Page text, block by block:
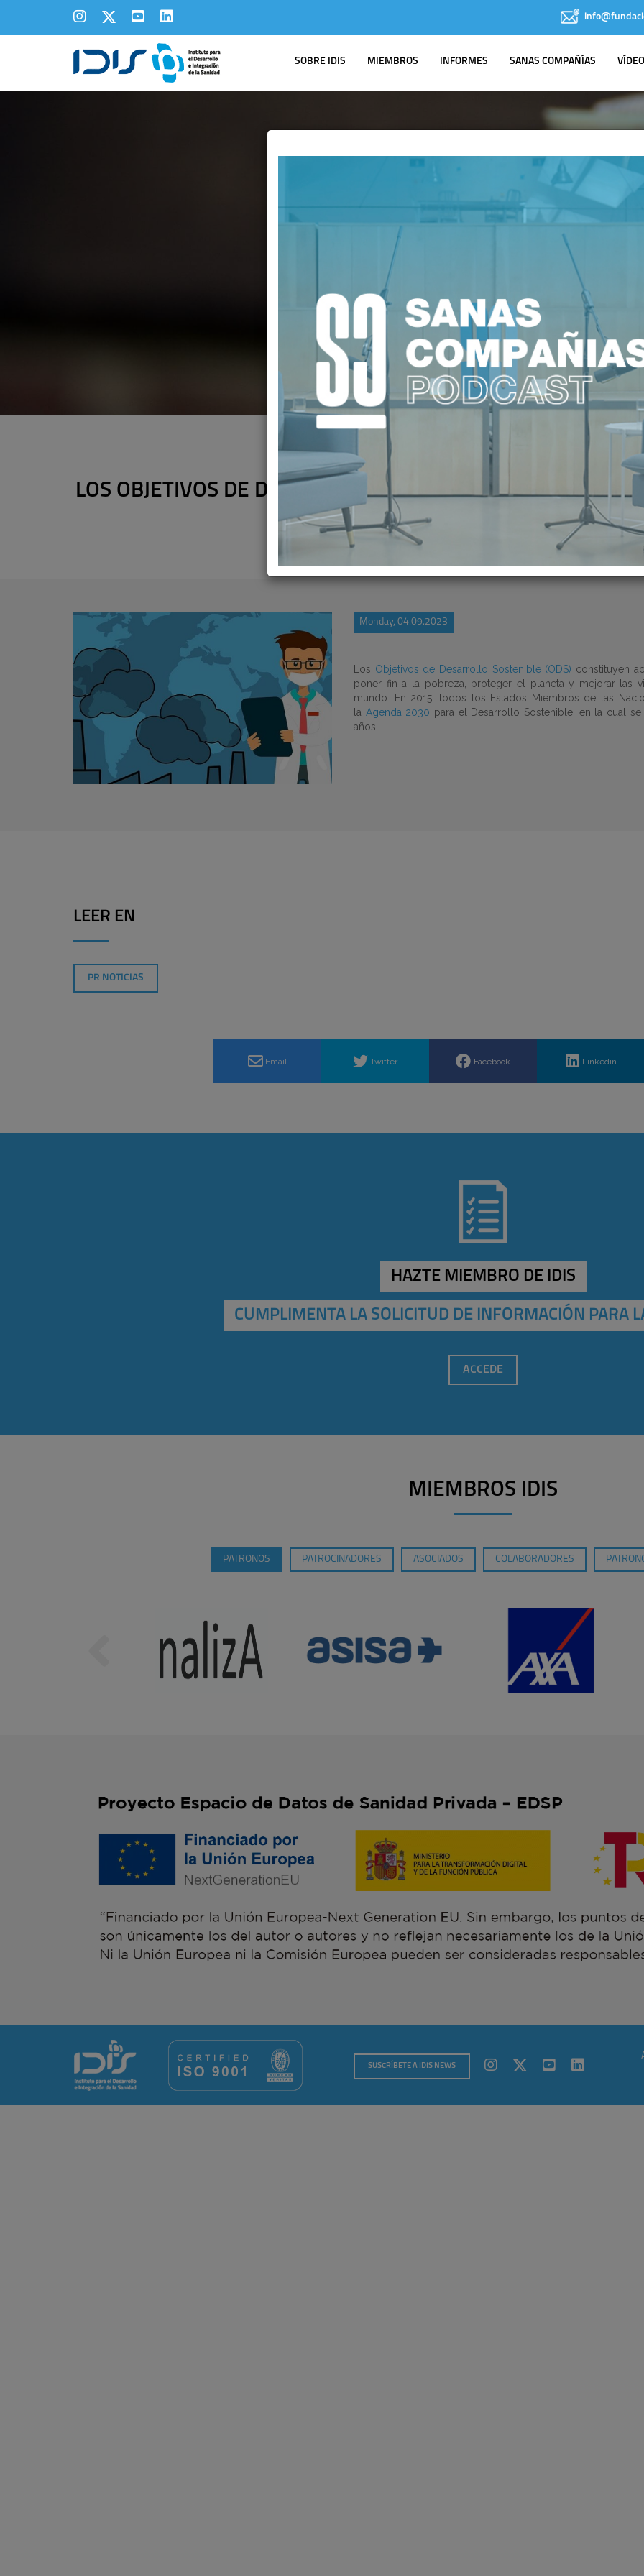
SOBRE IDIS MIEMBROS INFORMES SANAS COMPAÑÍAS
IDIS EN LOS MEDIOS
LOS OBJETIVOS DE DESARROLLO SOSTENIBLE GANAN
Monday, 04.09.2023
Los Objetivos de Desarrollo Sostenible (ODS) constituyen
poner fin a la pobreza, proteger el planeta y mejorar las
mundo. En 2015, todos los Estados Miembros de las
la Agenda 2030 para el Desarrollo Sostenible, en la cual
años...
LEER EN
PR NOTICIAS
Email Twitter Facebook Linkedin
HAZTE MIEMBRO DE IDIS
CUMPLIMENTA LA SOLICITUD DE INFORMACIÓN PARA
ACCEDE
MIEMBROS IDIS
PATRONOS PATROCINADORES ASOCIADOS COLABORADORES
SUSCRÍBETE A IDIS NEWS